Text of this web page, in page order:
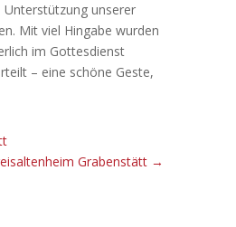
unserer
Mit viel Hingabe wurden
im Gottesdienst
– eine schöne Geste,
Grabenstätt→